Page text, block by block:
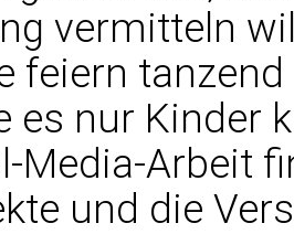
vermitteln
feiern
es nur Kinder
Media-Arbeit
und die